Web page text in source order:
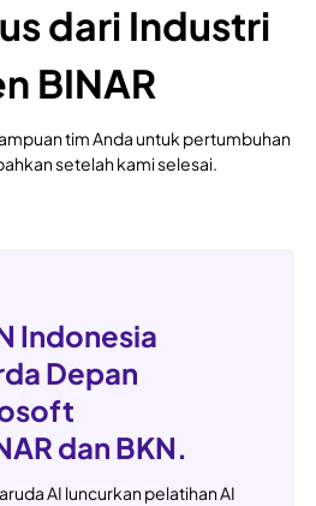
dari Industri
BINAR
tim Anda untuk pertumbuhan
setelah kami selesai.
Indonesia
Depan
dan BKN.
AI luncurkan pelatihan AI